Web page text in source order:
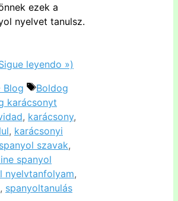
ezek a
nyelvet tanulsz.
leyendo »)
Blog Címkék
Boldog
karácsonyt
, karácsony,
, karácsonyi
szavak,
spanyol
nyelvtanfolyam,
, spanyoltanulás